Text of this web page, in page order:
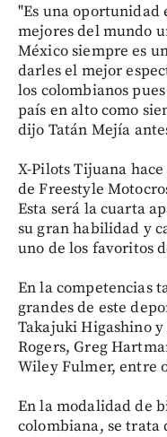
"Es una oportunidad
mejores del mundo
México siempre es
darles el mejor
los colombianos
país en alto como
dijo Tatán Mejía
X-Pilots Tijuana
de Freestyle
Esta será la cuarta
su gran habilidad y
uno de los favoritos
En la competencias
grandes de este
Takajuki Higashino
Rogers, Greg
Wiley Fulmer, entre
En la modalidad de
colombiana, se trata